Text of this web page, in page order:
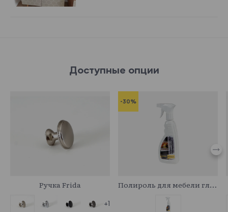
Доступные опции
Ручка Frida
+1
-30%
Полироль для мебели глянцевый